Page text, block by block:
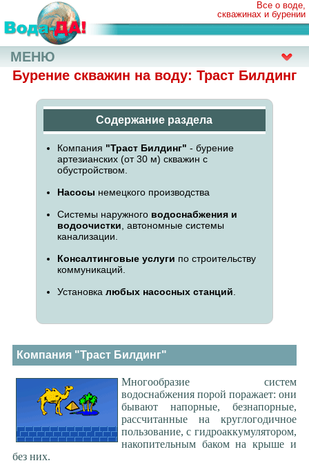
Все о воде,
скважинах и бурении
Бурение скважин на воду: Траст Билдинг
Содержание раздела
Компания "Траст Билдинг" - бурение
артезианских (от 30 м) скважин с
обустройством.
Насосы немецкого производства
Системы наружного водоснабжения и
водоочистки , автономные системы
канализации.
Консалтинговые услуги по строительству
коммуникаций.
Установка любых насосных станций
Компания "Траст Билдинг"
Многообразие систем
водоснабжения порой поражает: они
бывают напорные, безнапорные,
рассчитанные на круглогодичное
пользование, с гидроаккумулятором,
накопительным баком на крыше и
без них.
МЕНЮ